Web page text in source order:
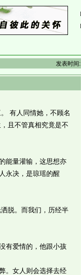
发表时间:
有人同情她，不顾名
且不管真相究竟是不
能量灌输，这思想亦
永决，是琼瑶的醒
脱。而我们，历经半
有爱情的，他跟小孩
。女人则会选择去经